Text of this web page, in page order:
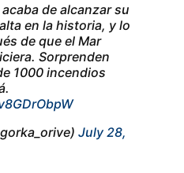
de alcanzar su
en la historia, y lo
de que el Mar
Sorprenden
1000 incendios
July 28,